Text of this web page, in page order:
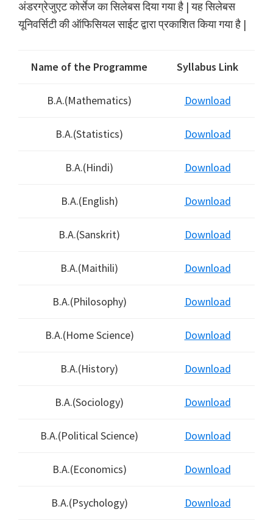
अंडरग्रेजुएट कोर्सेज का सिलेबस दिया गया है | यह सिलेबस
यूनिवर्सिटी की ऑफिसियल साईट द्वारा प्रकाशित किया गया है |
Name of the Programme Syllabus Link
B.A.(Mathematics) Download
B.A.(Statistics) Download
B.A.(Hindi) Download
B.A.(English) Download
B.A.(Sanskrit) Download
B.A.(Maithili) Download
B.A.(Philosophy) Download
B.A.(Home Science) Download
B.A.(History) Download
B.A.(Sociology) Download
B.A.(Political Science) Download
B.A.(Economics) Download
B.A.(Psychology) Download